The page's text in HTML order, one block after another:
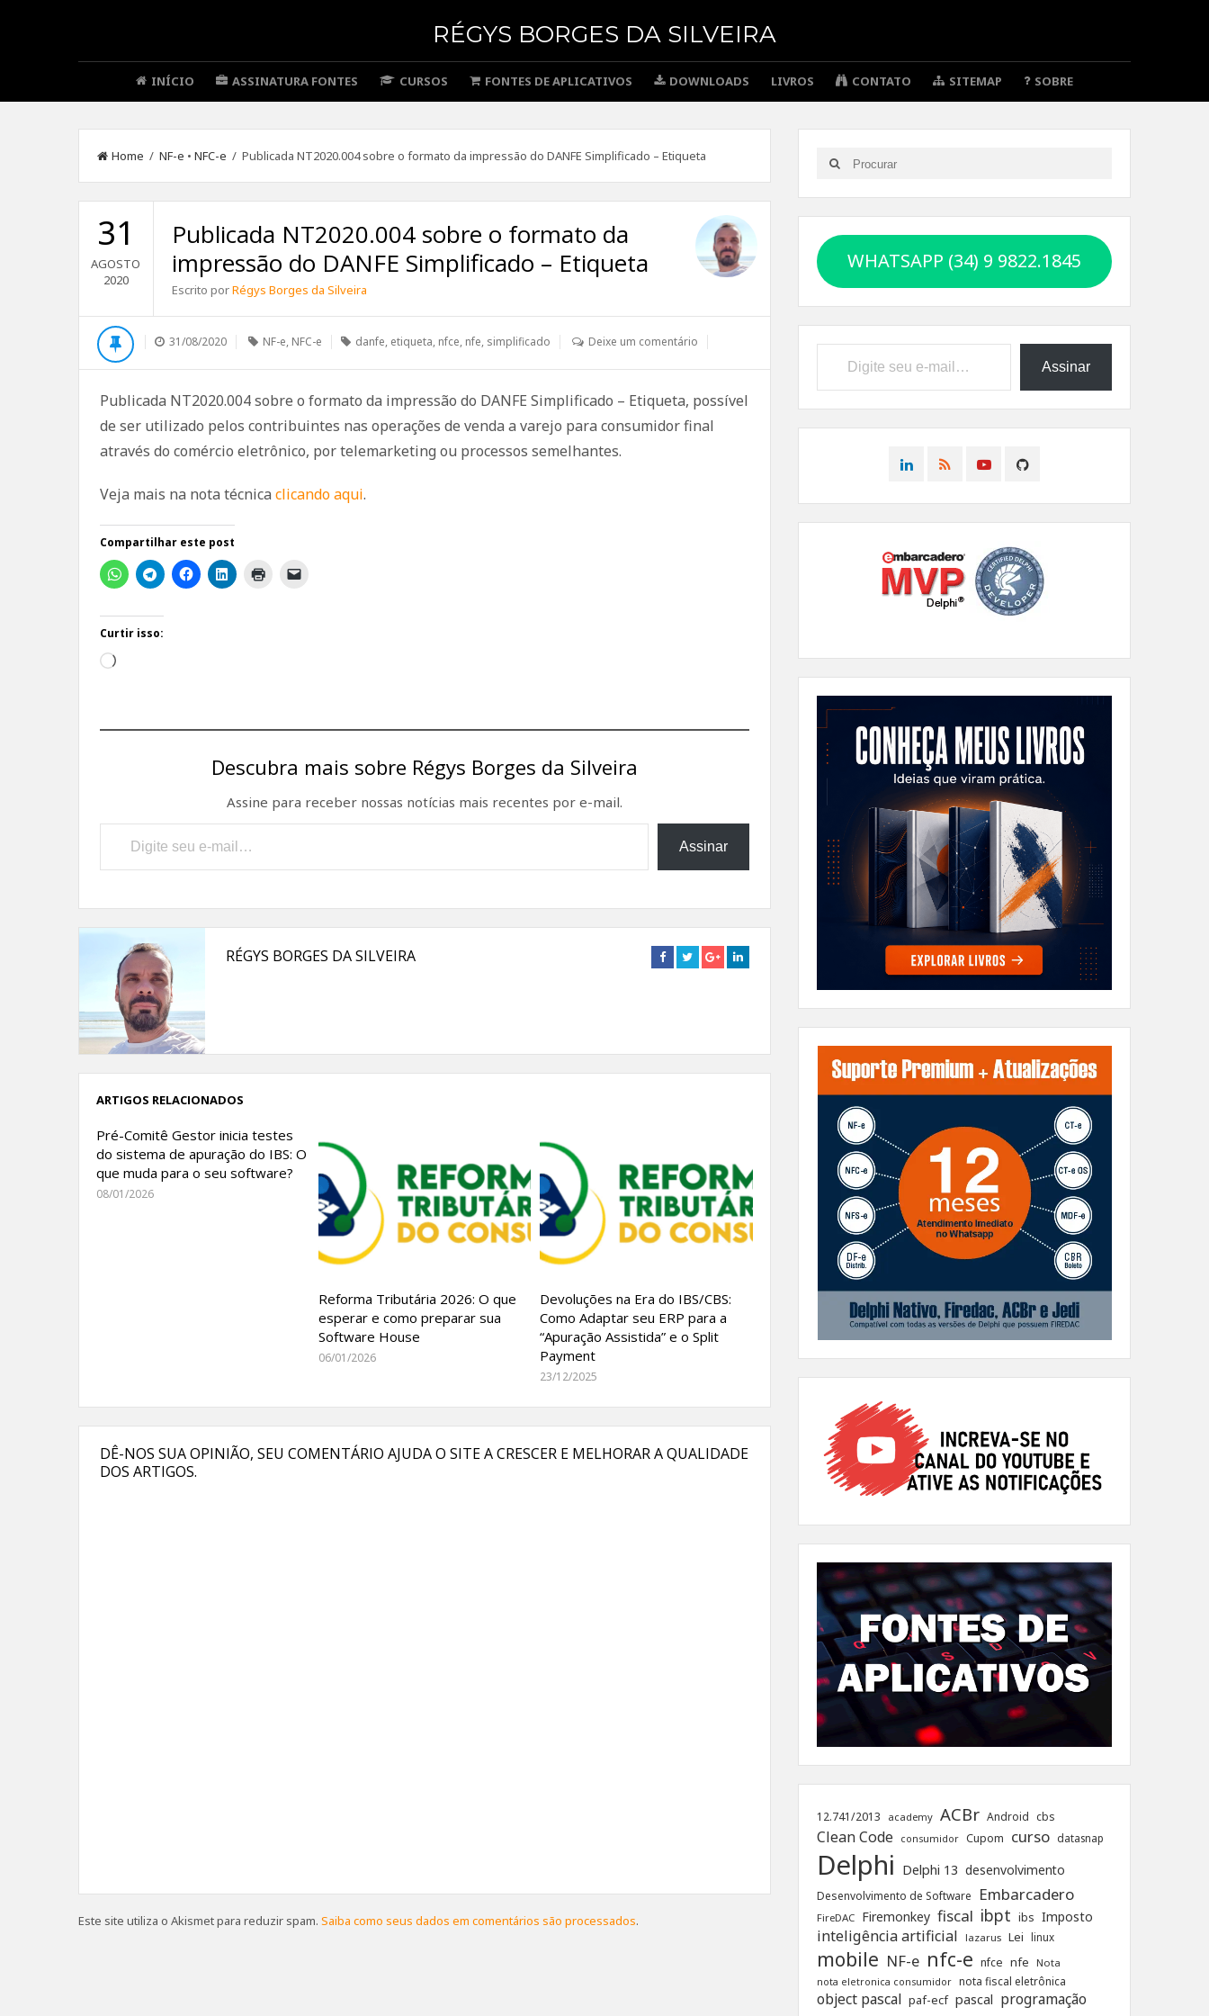
RÉGYS BORGES DA SILVEIRA
INÍCIO ASSINATURA FONTES CURSOS FONTES DE APLICATIVOS DOWNLOADS LIVROS CONTATO SITEMAP SOBRE
Home / NF-e • NFC-e / Publicada NT2020.004 sobre o formato da impressão do DANFE Simplificado – Etiqueta
31
AGOSTO
2020
Publicada NT2020.004 sobre o formato da
impressão do DANFE Simplificado – Etiqueta
Escrito porRégys Borges da Silveira
31/08/2020 NF-e, NFC-e danfe, etiqueta, nfce, nfe, simplificado Deixe um comentário
Publicada NT2020.004 sobre o formato da impressão do DANFE Simplificado – Etiqueta, possível
de ser utilizado pelos contribuintes nas operações de venda a varejo para consumidor final
através do comércio eletrônico, por telemarketing ou processos semelhantes.
Veja mais na nota técnicaclicando aqui.
Compartilhar este post
Curtir isso:
Carregando...
Descubra mais sobre Régys Borges da Silveira
Assine para receber nossas notícias mais recentes por e-mail.
Digite seu e-mail…
Assinar
RÉGYS BORGES DA SILVEIRA
Connect
on
Connect
on
Connect
on
Connect
on
ARTIGOS RELACIONADOS
Pré-Comitê Gestor inicia testes
do sistema de apuração do IBS: O
que muda para o seu software?
08/01/2026
Reforma Tributária 2026: O que
esperar e como preparar sua
Software House
06/01/2026
Devoluções na Era do IBS/CBS:
Como Adaptar seu ERP para a
“Apuração Assistida” e o Split
Payment
23/12/2025
DÊ-NOS SUA OPINIÃO, SEU COMENTÁRIO AJUDA O SITE A CRESCER E MELHORAR A QUALIDADE
DOS ARTIGOS.
Este site utiliza o Akismet para reduzir spam. Saiba como seus dados em comentários são processados.
Search
for:
Search
WHATSAPP (34) 9 9822.1845
Digite seu e-mail…
Assinar
CONNECT
LINKEDIN
CONNECT
RSS
CONNECT
YOUTUBEGITHUB
12.741/2013 academy ACBr Android cbs
Clean Code consumidor Cupom curso datasnap
Delphi Delphi 13 desenvolvimento
Desenvolvimento de Software Embarcadero
FireDAC Firemonkey fiscal ibpt ibs Imposto
inteligência artificial lazarus Lei linux
mobile NF-e nfc-e nfce nfe Nota
nota eletronica consumidor nota fiscal eletrônica
object pascal paf-ecf pascal programação